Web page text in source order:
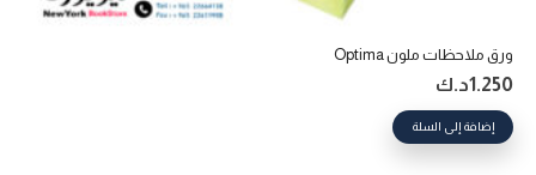
ورق ملاحظات ملون Optima
1.250د.ك
إضافة إلى السلة